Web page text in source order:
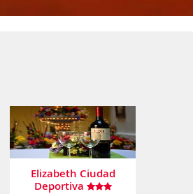
Elizabeth Ciudad
Deportiva